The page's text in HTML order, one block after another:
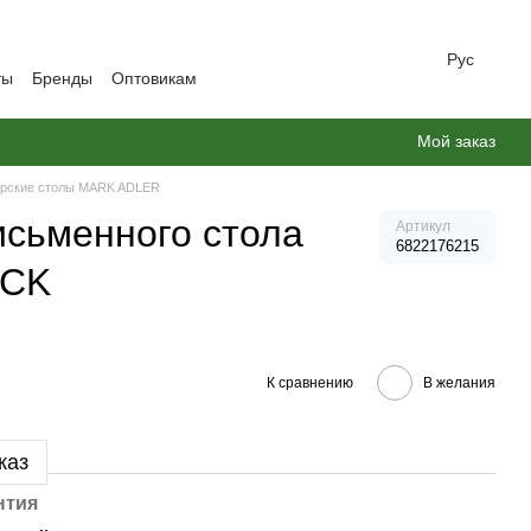
Бренды
Оптовикам
Рус
Мой заказ
столы MARK ADLER
стола
Артикул
6822176215
К сравнению В желания